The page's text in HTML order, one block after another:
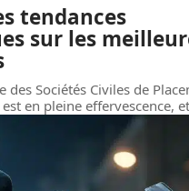
tendances
sur les
des Sociétés Civiles de
en pleine effervescence, et